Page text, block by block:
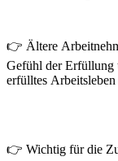
👉 Ältere
Gefühl der Erfüllung
erfülltes
👉 Wichtig für die